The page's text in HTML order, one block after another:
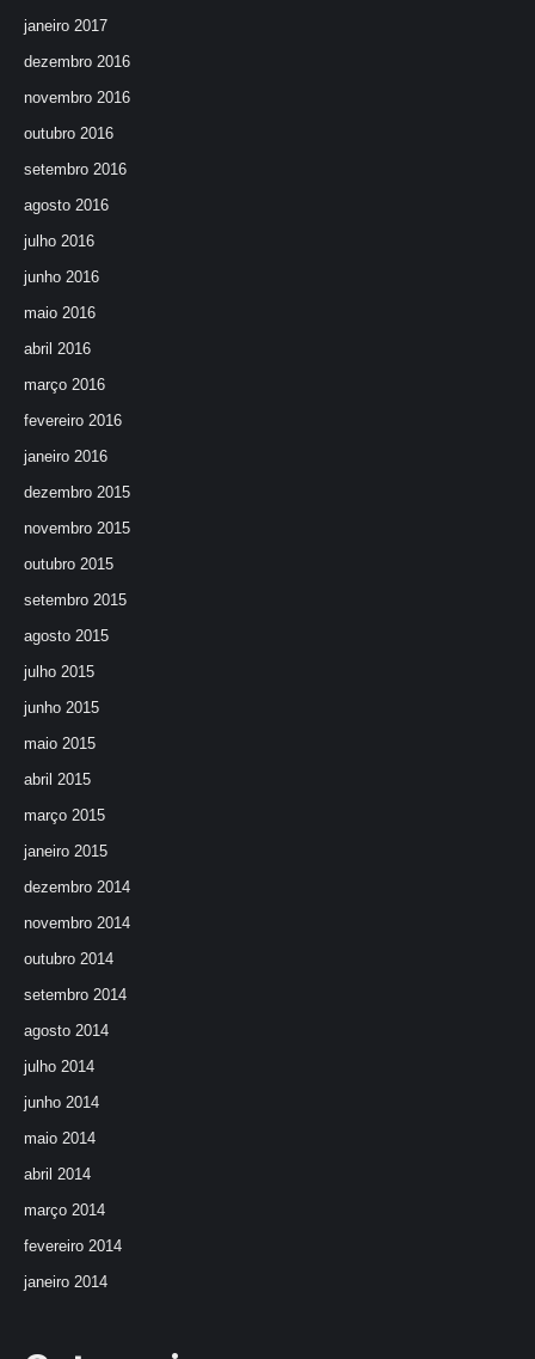
janeiro 2017
dezembro 2016
novembro 2016
outubro 2016
setembro 2016
agosto 2016
julho 2016
junho 2016
maio 2016
abril 2016
março 2016
fevereiro 2016
janeiro 2016
dezembro 2015
novembro 2015
outubro 2015
setembro 2015
agosto 2015
julho 2015
junho 2015
maio 2015
abril 2015
março 2015
janeiro 2015
dezembro 2014
novembro 2014
outubro 2014
setembro 2014
agosto 2014
julho 2014
junho 2014
maio 2014
abril 2014
março 2014
fevereiro 2014
janeiro 2014